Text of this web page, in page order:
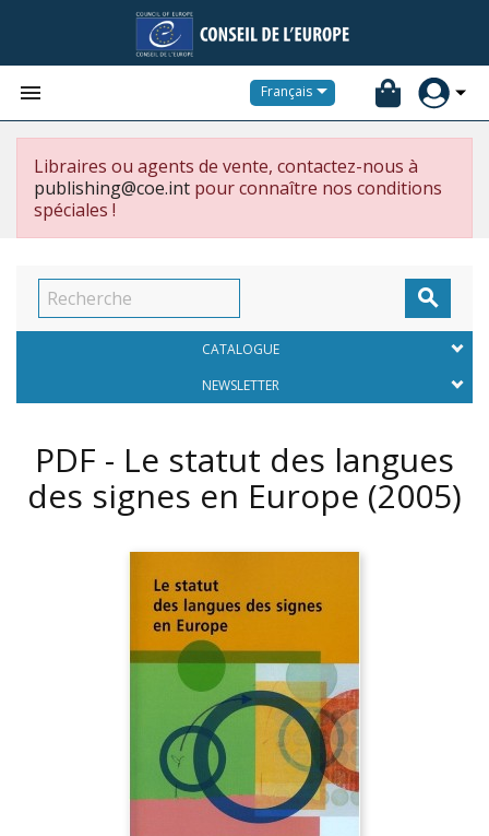
 Français
Libraires ou agents de vente, contactez-nous à
publishing@coe.int pour connaître nos conditions
spéciales !

CATALOGUE
NEWSLETTER
PDF - Le statut des langues
des signes en Europe (2005)